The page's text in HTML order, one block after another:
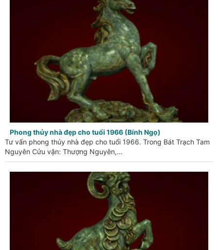
Phong thủy nhà đẹp cho tuổi 1966 (Bính Ngọ)
Tư vấn phong thủy nhà đẹp cho tuổi 1966. Trong Bát Trạch Tam
Nguyên Cửu vận: Thượng Nguyên,...